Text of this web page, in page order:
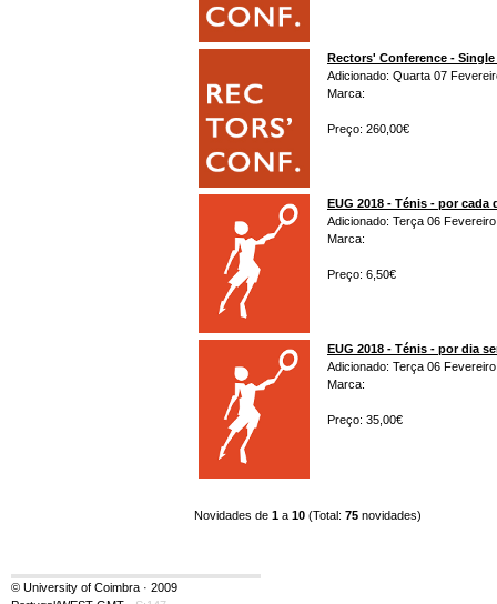
Rectors' Conference -
Adicionado: Quarta 07
Marca:
Preço: 260,00€
EUG 2018 - Ténis - por
Adicionado: Terça 06
Marca:
Preço: 6,50€
EUG 2018 - Ténis - por dia
Adicionado: Terça 06
Marca:
Preço: 35,00€
Novidades de 1 a 10 (Total: 75 novidades)
© University of Coimbra · 2009